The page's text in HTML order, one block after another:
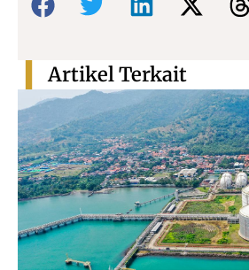
Artikel Terkait